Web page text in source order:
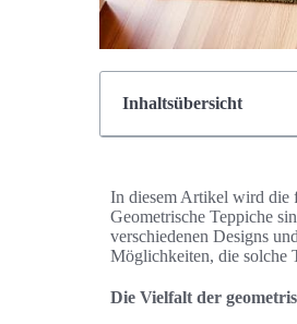
Inhaltsübersicht
In diesem Artikel wird die
Geometrische Teppiche
verschiedenen Designs
Möglichkeiten, die solche
Die Vielfalt der